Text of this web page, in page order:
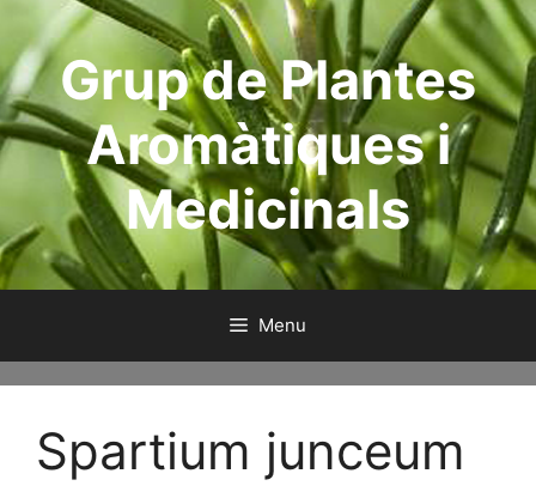
contentGrup de Plantes
Aromàtiques i
Medicinals
Menu
Spartium junceum